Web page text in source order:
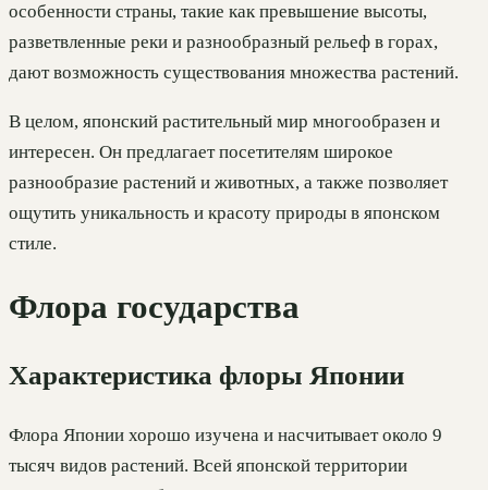
особенности страны, такие как превышение высоты,
разветвленные реки и разнообразный рельеф в горах,
дают возможность существования множества растений.
В целом, японский растительный мир многообразен и
интересен. Он предлагает посетителям широкое
разнообразие растений и животных, а также позволяет
ощутить уникальность и красоту природы в японском
стиле.
Флора государства
Характеристика флоры Японии
Флора Японии хорошо изучена и насчитывает около 9
тысяч видов растений. Всей японской территории